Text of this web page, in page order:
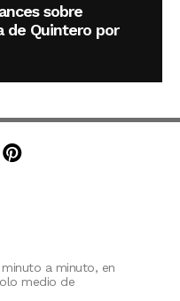
sobre
de Quintero por
X (Twitter)
en TikTok
de Minuto30 en
Minuto30 en LinkedIn
Minuto30 en
a minuto, en
medio de